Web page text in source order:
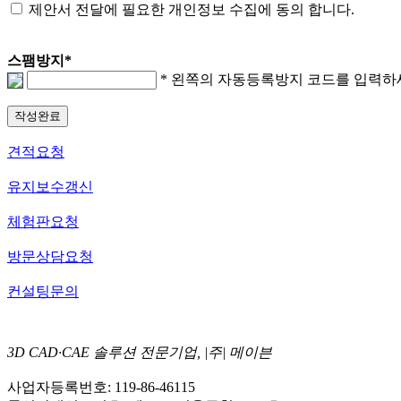
제안서 전달에 필요한 개인정보 수집에 동의 합니다.
스팸방지 *
* 왼쪽의 자동등록방지 코드를 입력하
견적요청
유지보수갱신
체험판요청
방문상담요청
컨설팅문의
3D CAD·CAE 솔루션 전문기업, |주| 메이븐
사업자등록번호: 119-86-46115